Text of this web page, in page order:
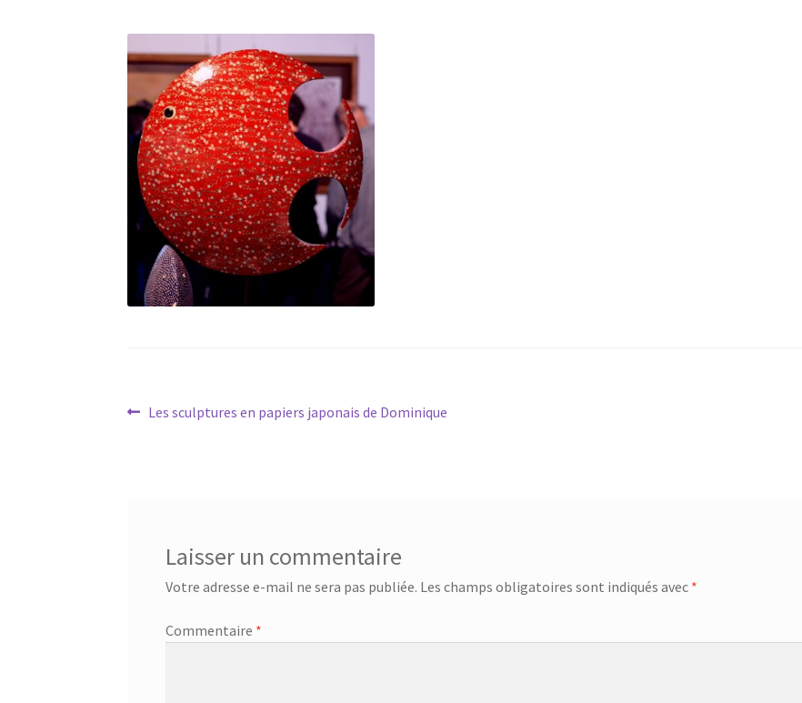
Navigation
Article
Les sculptures en papiers japonais de Dominique
Laisser un commentaire
Votre adresse e-mail ne sera pas publiée. Les champs obligatoires sont indiqués avec *
Commentaire *